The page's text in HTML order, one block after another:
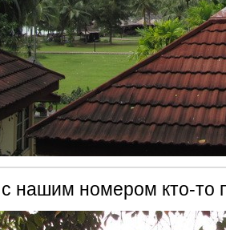
нашим номером кто-то